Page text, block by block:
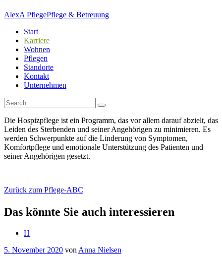
AlexA PflegePflege & Betreuung
Start
Karriere
Wohnen
Pflegen
Standorte
Kontakt
Unternehmen
Die Hospizpflege ist ein Programm, das vor allem darauf abzielt, das
Leiden des Sterbenden und seiner Angehörigen zu minimieren. Es
werden Schwerpunkte auf die Linderung von Symptomen,
Komfortpflege und emotionale Unterstützung des Patienten und
seiner Angehörigen gesetzt.
Zurück zum Pflege-ABC
Das könnte Sie auch interessieren
H
5. November 2020 von Anna Nielsen